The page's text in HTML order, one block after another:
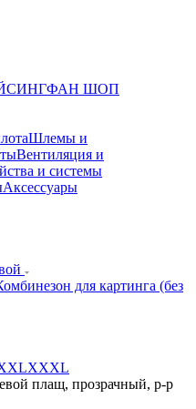
ФАН ШОП
Шлемы и
Вентиляция и
и системы
Аксессуары
для картинга (без
XXXL
плащ, прозрачный, р-р